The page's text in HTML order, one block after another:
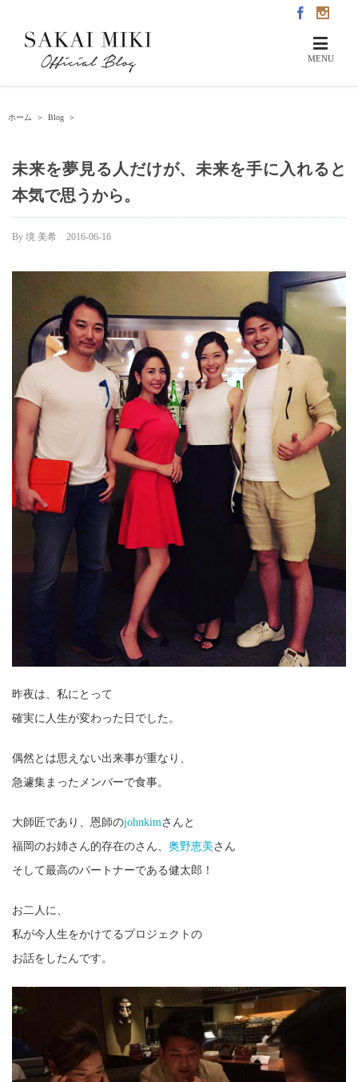
ホーム ＞ Blog ＞
未来を夢見る人だけが、未来を手に入れると
本気で思うから。
By 境 美希 2016-06-16
昨夜は、私にとって
確実に人生が変わった日でした。
偶然とは思えない出来事が重なり、
急遽集まったメンバーで食事。
大師匠であり、恩師のjohnkimさんと
福岡のお姉さん的存在のさん、 奥野恵美さん
そして最高のパートナーである健太郎！
お二人に、
私が今人生をかけてるプロジェクトの
お話をしたんです。